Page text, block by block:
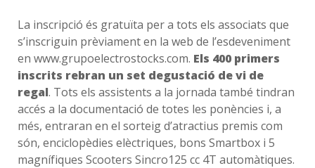
La inscripció és gratuïta per a tots els associats que
s’inscriguin prèviament en la web de l’esdeveniment
en www.grupoelectrostocks.com. Els 400 primers
inscrits rebran un set degustació de vi de
regal. Tots els assistents a la jornada també tindran
accés a la documentació de totes les ponències i, a
més, entraran en el sorteig d’atractius premis com
són, enciclopèdies elèctriques, bons Smartbox i 5
magnífiques Scooters Sincro125 cc 4T automàtiques.